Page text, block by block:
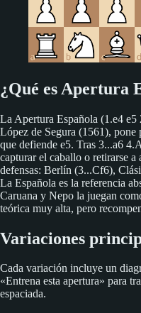
¿Qué es Apertura
La Apertura Española (1.e4
López de Segura (1561), pone
que defiende e5. Tras 3...a6
capturar el caballo o retirarse a
defensas: Berlín (3...Cf6),
La Española es la referencia
Caruana y Nepo la juegan
teórica muy alta, pero
Variaciones
Cada variación incluye un
«Entrena esta apertura» para
espaciada.